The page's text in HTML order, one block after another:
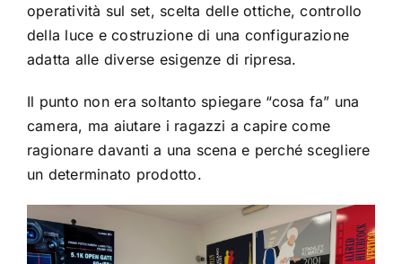
operatività sul set, scelta delle ottiche, controllo
della luce e costruzione di una configurazione
adatta alle diverse esigenze di ripresa.
Il punto non era soltanto spiegare “cosa fa” una
camera, ma aiutare i ragazzi a capire come
ragionare davanti a una scena e perché scegliere
un determinato prodotto.